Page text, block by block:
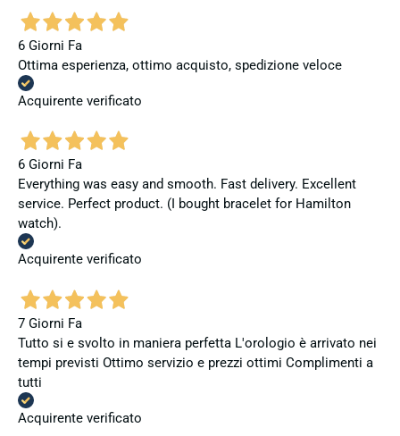
6 Giorni Fa
Ottima esperienza, ottimo acquisto, spedizione veloce
Acquirente verificato
6 Giorni Fa
Everything was easy and smooth. Fast delivery. Excellent
service. Perfect product. (I bought bracelet for Hamilton
watch).
Acquirente verificato
7 Giorni Fa
Tutto si e svolto in maniera perfetta L'orologio è arrivato nei
tempi previsti Ottimo servizio e prezzi ottimi Complimenti a
tutti
Acquirente verificato